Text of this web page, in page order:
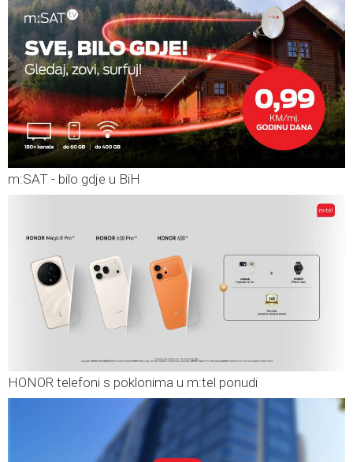
m:SAT - bilo gdje u BiH
HONOR telefoni s poklonima u m:tel ponudi